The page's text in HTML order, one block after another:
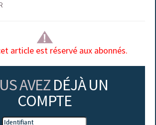
article est réservé aux abonnés.
AVEZ DÉJÀ UN
COMPTE